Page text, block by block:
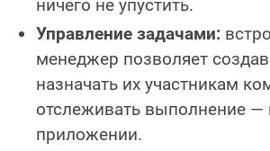
ничего не упустить.
Управление задачами:
менеджер позволяет
назначать их участникам
отслеживать выполнение —
приложении.